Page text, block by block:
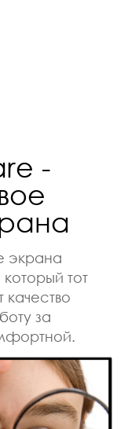
-
экрана
тот
за